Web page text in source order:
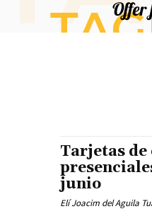
Tarjetas
junio
Elí Joacim del Aguila